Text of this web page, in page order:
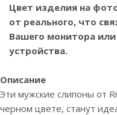
Цвет изделия на
от реального, что
Вашего монитора
устройства.
Описание
Эти мужские слипоны от
черном цвете, станут